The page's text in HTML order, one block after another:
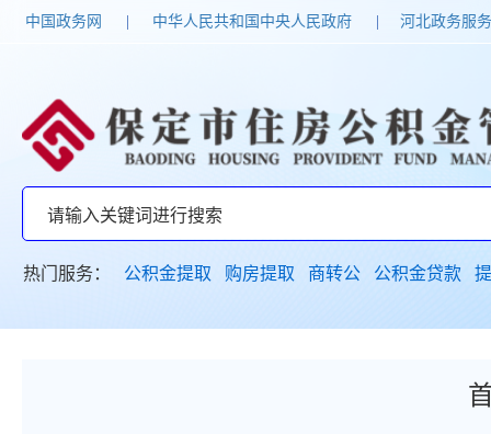
中国政务网 中华人民共和国中央人民政府 河北政务服
热门服务： 公积金提取 购房提取 商转公 公积金贷款